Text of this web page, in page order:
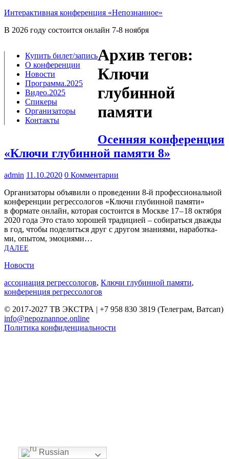
Интерактивная конференция «Непознанное»
В 2026 году состоится онлайн 7-8 ноября
Купить билет/​запись
О конференции
Новости
Программа.2025
Видео.2025
Спикеры
Организаторы
Контакты
Архив тегов:
Ключи
глубинной
памяти
Осенняя конференция
«Ключи глубинной памяти 8»
admin 11.10.2020 0 Комментарии
Орга­ни­за­то­ры объ­яви­ли о про­ве­де­нии 8‑й про­фес­си­о­наль­ной
кон­фе­рен­ции регрес­со­ло­гов «Клю­чи глу­бин­ной памя­ти»
в фор­ма­те онлайн, кото­рая состо­ит­ся в Москве 17 – 18 октяб­ря
2020 года Это ста­ло хоро­шей тра­ди­ци­ей – соби­рать­ся два­жды
в год, что­бы поде­лить­ся друг с дру­гом зна­ни­я­ми, нара­бот­ка­
ми, опы­том, эмо­ци­я­ми…
ДАЛЕЕ
Новости
ассоциация регрессологов, Ключи глубинной памяти,
конференция регрессологов
© 2017-2027 ТВ ЭКСТРА | +7 958 830 3819 (Телеграм, Ватсап)
info@nepoznannoe.online
Политика конфиденциальности
Russian